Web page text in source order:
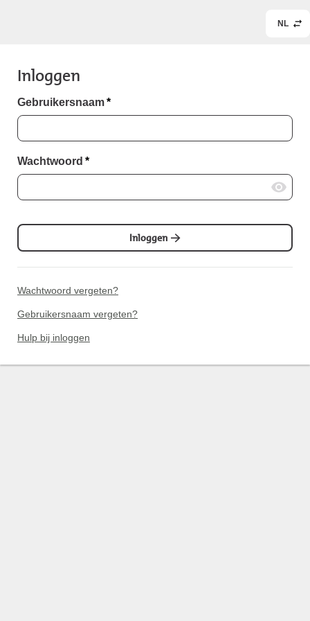
NL
Inloggen
Gebruikersnaam*
Wachtwoord *
Inloggen
Wachtwoord vergeten?
Gebruikersnaam vergeten?
Hulp bij inloggen